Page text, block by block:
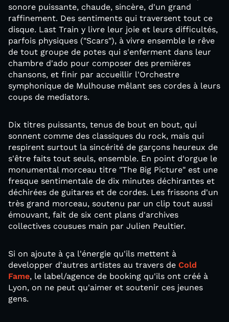
sonore puissante, chaude, sincère, d'un grand
raffinement. Des sentiments qui traversent tout ce
disque. Last Train y livre leur joie et leurs difficultés,
parfois physiques ("Scars"), à vivre ensemble le rêve
de tout groupe de potes qui s'enferment dans leur
chambre d'ado pour composer des premières
chansons, et finir par accueillir l'Orchestre
symphonique de Mulhouse mêlant ses cordes à leurs
coups de mediators.
Dix titres puissants, tenus de bout en bout, qui
sonnent comme des classiques du rock, mais qui
respirent surtout la sincérité de garçons heureux de
s'être faits tout seuls, ensemble. En point d'orgue le
monumental morceau titre "The Big Picture" est une
fresque sentimentale de dix minutes déchirantes et
déchirées de guitares et de cordes. Les frissons d'un
très grand morceau, soutenu par un clip tout aussi
émouvant, fait de six cent plans d'archives
collectives cousues main par Julien Peultier.
Si on ajoute à ça l'énergie qu'ils mettent à
developper d'autres artistes au travers de Cold
Fame, le label/agence de booking qu'ils ont créé à
Lyon, on ne peut qu'aimer et soutenir ces jeunes
gens.